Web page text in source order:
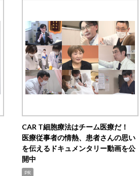
CAR T細胞療法はチーム医療だ！
医療従事者の情熱、患者さんの思い
を伝えるドキュメンタリー動画を公
開中
PR